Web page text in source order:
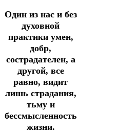
Один из нас и без
духовной
практики умен,
добр,
сострадателен, а
другой, все
равно, видит
лишь страдания,
тьму и
бессмысленность
жизни.